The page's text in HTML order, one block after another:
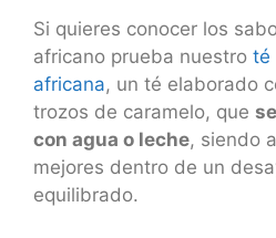
Si quieres conocer los
africano prueba nuestro té
africana, un té elaborado
trozos de caramelo, que
con agua o leche, siendo
mejores dentro de un
equilibrado.